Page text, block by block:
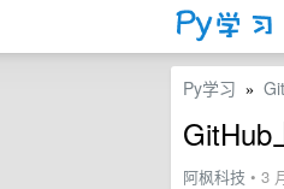
Py学习 » Git
GitHub
阿枫科技 • 3